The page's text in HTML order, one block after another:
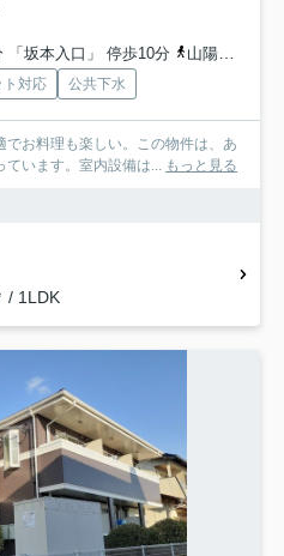
「坂本入口」 停歩10分
山陽本線「下松」駅 バス13分 「坂本入口」 停歩12分
ト対応 公共下水
お料理も楽しい。この物件は、あ
ています。室内設備は... もっと見る
/ 1LDK